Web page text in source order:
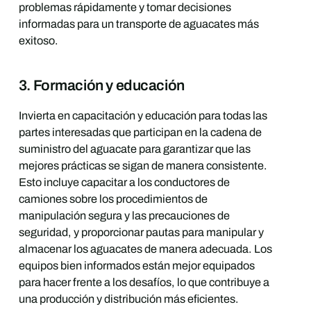
problemas rápidamente y tomar decisiones
informadas para un transporte de aguacates más
exitoso.
3. Formación y educación
Invierta en capacitación y educación para todas las
partes interesadas que participan en la cadena de
suministro del aguacate para garantizar que las
mejores prácticas se sigan de manera consistente.
Esto incluye capacitar a los conductores de
camiones sobre los procedimientos de
manipulación segura y las precauciones de
seguridad, y proporcionar pautas para manipular y
almacenar los aguacates de manera adecuada. Los
equipos bien informados están mejor equipados
para hacer frente a los desafíos, lo que contribuye a
una producción y distribución más eficientes.